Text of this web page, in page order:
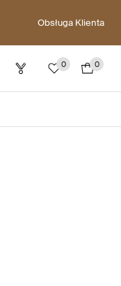
Obsługa Klienta
0 0